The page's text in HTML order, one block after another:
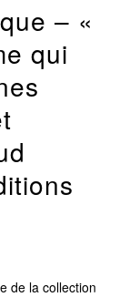
– «
qui
de la collection